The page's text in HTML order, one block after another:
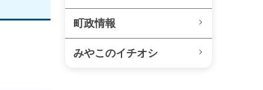
町政情報
みやこのイチオシ